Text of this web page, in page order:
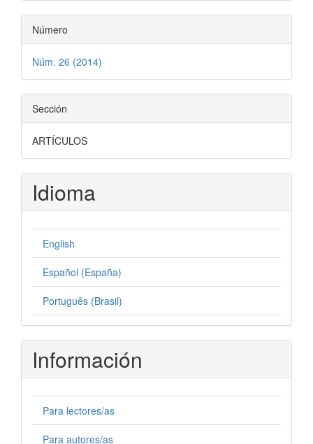
Número
Núm. 26 (2014)
Sección
ARTÍCULOS
Idioma
English
Español (España)
Português (Brasil)
Información
Para lectores/as
Para autores/as